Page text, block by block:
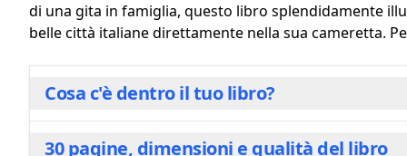
di una gita in famiglia, questo libro splendidamente
belle città italiane direttamente nella sua cameretta.
Cosa c'è dentro il tuo libro?
Immergiti in un viaggio splendidamente illustrato
30 pagine, dimensioni e qualità del libro